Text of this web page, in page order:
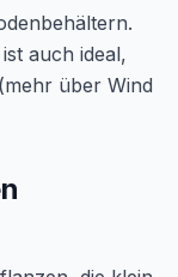
auch ideal,
über Wind